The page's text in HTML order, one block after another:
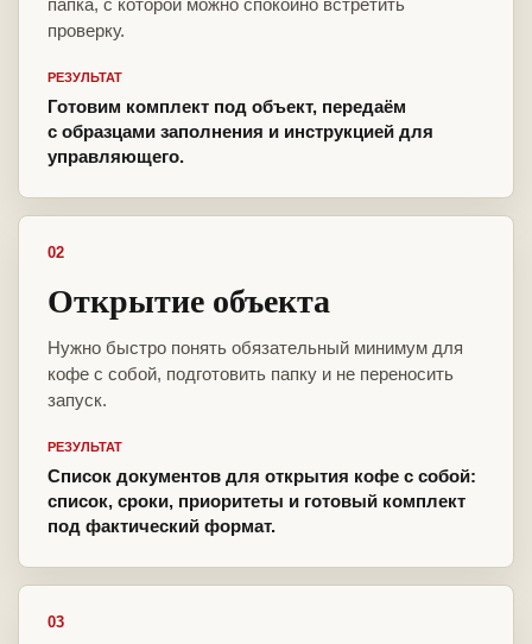
папка, с которой можно спокойно встретить
проверку.
РЕЗУЛЬТАТ
Готовим комплект под объект, передаём
с образцами заполнения и инструкцией для
управляющего.
02
Открытие объекта
Нужно быстро понять обязательный минимум для
кофе с собой, подготовить папку и не переносить
запуск.
РЕЗУЛЬТАТ
Список документов для открытия кофе с собой:
список, сроки, приоритеты и готовый комплект
под фактический формат.
03